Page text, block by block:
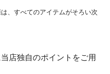
、すべてのアイテムがそろい次
店独自のポイントをご用